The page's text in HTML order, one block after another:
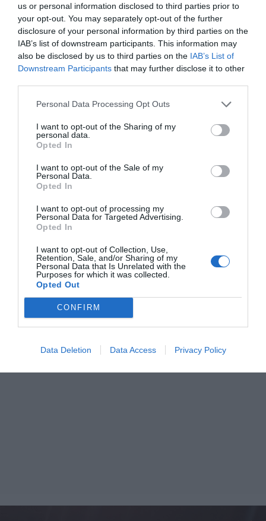
us or personal information disclosed to third parties prior to
your opt-out. You may separately opt-out of the further
disclosure of your personal information by third parties on the
IAB’s list of downstream participants. This information may
also be disclosed by us to third parties on the IAB’s List of
Downstream Participants that may further disclose it to other
Personal Data Processing Opt Outs
I want to opt-out of the Sharing of my
personal data.
Opted In
I want to opt-out of the Sale of my
Personal Data.
Opted In
I want to opt-out of processing my
Personal Data for Targeted Advertising.
Opted In
I want to opt-out of Collection, Use,
Retention, Sale, and/or Sharing of my
Personal Data that Is Unrelated with the
Purposes for which it was collected.
Opted Out
CONFIRM
Data Deletion Data Access Privacy Policy
La afición ha ocupadotodo el primer anillo y parte del
tercerodel recinto, animando desde el primer minuto
al equipo dirigido porPedro Martínez.
El Roig Arena ha habilitado durante toda la tarde y la
noche todos los puestos de restauración y bebida para